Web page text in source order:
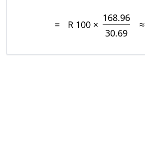
= R 100 ×
168.96
30.69
≈